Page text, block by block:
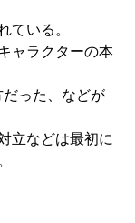
ている。
ャラクターの本
った、などが
立などは最初に